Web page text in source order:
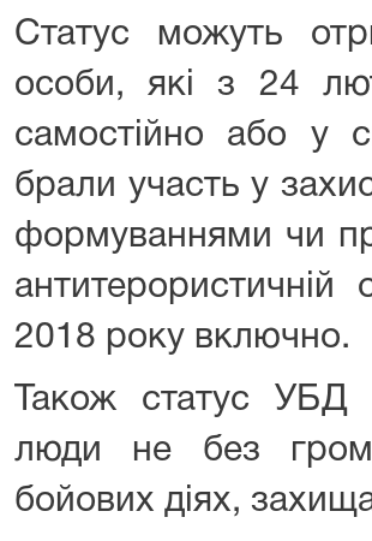
Статус можуть
особи, які з 24
самостійно або у
брали участь у
формуваннями чи
2018 року включно.
Також статус УБД
люди не без
бойових діях,